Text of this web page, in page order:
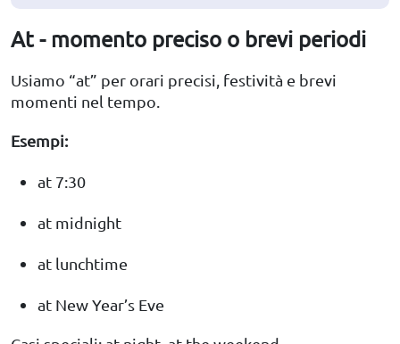
At - momento preciso o brevi periodi
Usiamo “at” per orari precisi, festività e brevi
momenti nel tempo.
Esempi:
at 7:30
at midnight
at lunchtime
at New Year’s Eve